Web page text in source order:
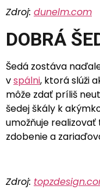
Zdroj: dunelm.com
DOBRÁ
Šedá zostáva
vspálni, ktorá slúži
môže zdať príliš
šedej škály k
umožňuje
zdobenie a
Zdroj: